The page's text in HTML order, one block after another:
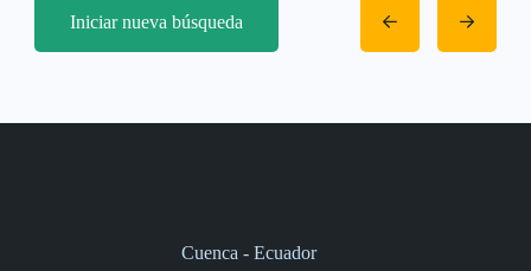
Iniciar nueva búsqueda
Cuenca - Ecuador